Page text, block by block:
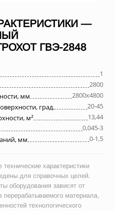
—
ГВЭ-2848
1
2800
мм
2800х4800
град.
20-45
м²
13,44
0,045-3
мм
0-1,5
характеристики
для справочных целей.
оборудования зависят от
перерабатываемого материала,
технологического